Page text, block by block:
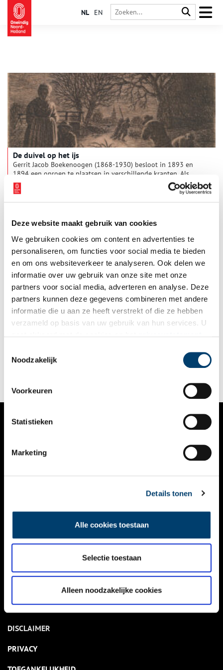
Deze website maakt gebruik van cookies
We gebruiken cookies om content en advertenties te
personaliseren, om functies voor social media te bieden
en om ons websiteverkeer te analyseren. Ook delen we
informatie over uw gebruik van onze site met onze
partners voor social media, adverteren en analyse. Deze
partners kunnen deze gegevens combineren met andere
informatie die u aan ze heeft verstrekt of die ze hebben
verzameld op basis van uw gebruik van hun services. U
Noodzakelijk
Voorkeuren
Statistieken
Marketing
Details tonen
Alle cookies toestaan
Selectie toestaan
Alleen noodzakelijke cookies
NL EN
De duivel op het ijs
Gerrit Jacob Boekenoogen (1868-1930) besloot in 1893 en
1894 een oproep te plaatsen in verschillende kranten. Als
verzamelaar van oude volksverhalen vroeg hij of mensen hun
lokale sprookjes en sagen naar hem wilde opsturen. Hij zal
verrast hebben opgekeken van de honderden reacties. Vooral
ontving hij veel Noord-Hollandse volksverhalen, die op zijn
beurt de verhalen verzamelde onder zijn patiënten. Een paar
spannende volksverhalen spelen zich af in de ijskoude winter,
waar twee schaatsers de duivel ontmoeten op het ijs. Lees en
huiver…
Spaanse kanonnen klinken vals in Monnickendam
Jan Haring was een onverschrokken geus. In Monnickendam
zijn ze hem niet vergeten. De geuzen uit het stadje namen de
carillon uit 1595 wat vals klinkt, horen ze in Monnickendam
niet meer.
NIEUWS
KALENDER
ACTIVITEITEN
NIEUWSBRIEF
DISCLAIMER
PRIVACY